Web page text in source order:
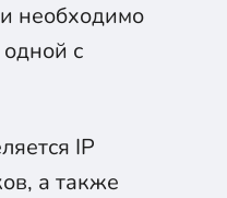
необходимо
с
IP
а также